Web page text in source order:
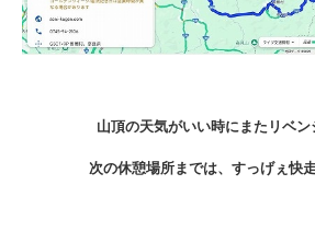
山頂の天気がいい時にまたリベン
次の休憩場所までは、すっげぇ快